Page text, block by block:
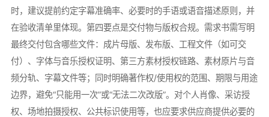
时，建议提前约定字幕准确率、必要时的手语或语音描述原则，并
在验收清单里体现。第四要点是交付物与版权合规。需求书需写明
最终交付包含哪些文件：成片母版、发布版、工程文件（如可交
付）、字体与音乐授权证明、第三方素材授权链路、素材原片与音
频分轨、字幕文件等；同时明确著作权/使用权的范围、期限与用途
边界，避免“只能用一次”或“无法二次改版”。对个人肖像、采访授
权、场地拍摄授权、公共标识使用等，也应要求供应商提供必要的